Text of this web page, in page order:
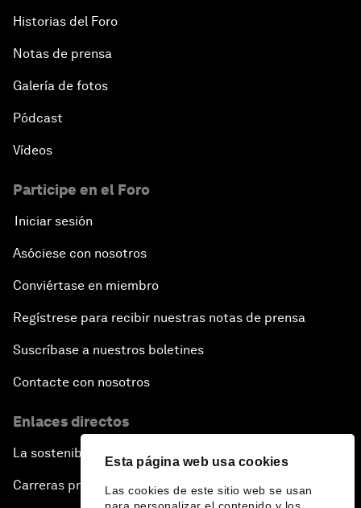
Esta página web usa cookies
Las cookies de este sitio web se usan
Historias del Foro
Notas de prensa
Galería de fotos
Pódcast
Vídeos
Participe en el Foro
Iniciar sesión
Asóciese con nosotros
Conviértase en miembro
Regístrese para recibir nuestras notas de prensa
Suscríbase a nuestros boletines
Contacte con nosotros
Enlaces directos
La sostenibilidad en el Foro
Carreras profesionales